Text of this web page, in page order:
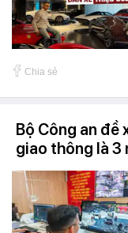
Chia sẻ
Bộ Công an đề
giao thông là 3